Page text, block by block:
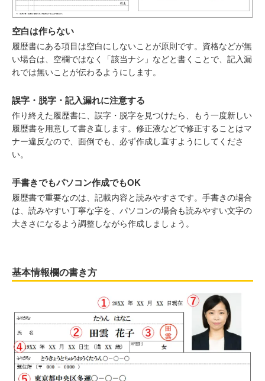
空白は作らない
履歴書にある項目は空白にしないことが原則です。資格などが無
い場合は、空欄ではなく「該当ナシ」などと書くことで、記入漏
れでは無いことが伝わるようにします。
誤字・脱字・記入漏れに注意する
作り終えた履歴書に、誤字・脱字を見つけたら、もう一度新しい
履歴書を用意して書き直します。修正液などで修正することはマ
ナー違反なので、面倒でも、必ず作成し直すようにしてくださ
い。
手書きでもパソコン作成でもOK
履歴書で重要なのは、記載内容と読みやすさです。手書きの場合
は、読みやすい丁寧な字を、パソコンの場合も読みやすい文字の
大きさになるよう調整しながら作成しましょう。
基本情報欄の書き方